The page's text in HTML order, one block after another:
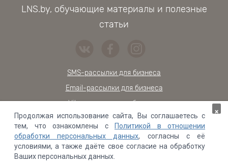
LNS.by, обучающие материалы и полезные
статьи
SMS-рассылки для бизнеса
Email-рассылки для бизнеса
Viber-расылки для бизнеса
Обратный звонок на сайт
Онлайн-чат для сайта
Проверка контрагентов
Продолжая использование сайта, Вы соглашаетесь с
тем, что ознакомлены с
Политикой в отношении
обработки персональных данных, согласны с её
условиями, а также даёте свое согласие на обработку
Ваших персональных данных.
×